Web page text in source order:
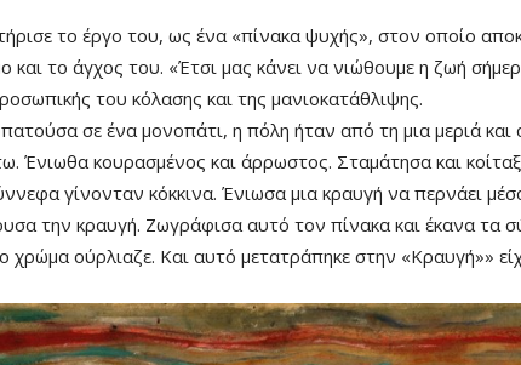
το έργο του, ως ένα «πίνακα ψυχής», στον οποίο
και το άγχος του. «Έτσι μας κάνει να νιώθουμε η ζωή
του κόλασης και της μανιοκατάθλιψης.
σε ένα μονοπάτι, η πόλη ήταν από τη μια μεριά
Ένιωθα κουρασμένος και άρρωστος. Σταμάτησα και
γίνονταν κόκκινα. Ένιωσα μια κραυγή να περνάει
την κραυγή. Ζωγράφισα αυτό τον πίνακα και έκανα τα
χρώμα ούρλιαζε. Και αυτό μετατράπηκε στην «Κραυγή»»